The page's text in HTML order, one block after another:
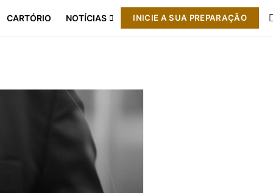
CARTÓRIO NOTÍCIAS INICIE A SUA PREPARAÇÃO